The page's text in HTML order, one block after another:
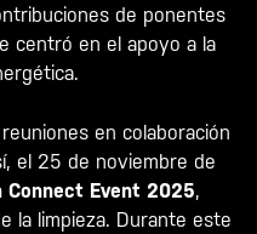
de ponentes
centró en el apoyo a la
en colaboración
el 25 de noviembre de
Connect Event 2025,
la limpieza. Durante este